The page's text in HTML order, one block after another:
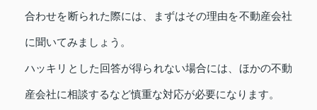
合わせを断られた際には、まずはその理由を不動産会社
に聞いてみましょう。
ハッキリとした回答が得られない場合には、ほかの不動
産会社に相談するなど慎重な対応が必要になります。